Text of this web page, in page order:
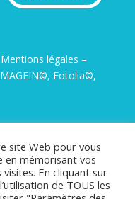
Mentions légales –
Fotolia©,
site Web pour vous
en mémorisant vos
En cliquant sur
de TOUS les